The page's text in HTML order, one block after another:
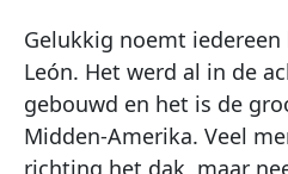
Gelukkig noemt
León. Het werd al in de
gebouwd en het is de
Midden-Amerika. Veel
richting het dak, maar